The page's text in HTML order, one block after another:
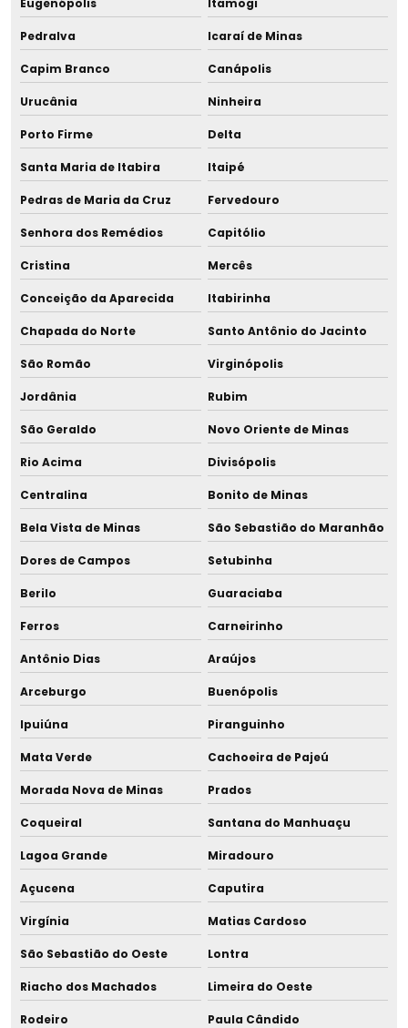
Vidro para leite humano
Vidro para leite materno
Eugenópolis Itamogi
Pedralva Icaraí de Minas
Capim Branco Canápolis
Urucânia Ninheira
Porto Firme Delta
Santa Maria de Itabira Itaipé
Pedras de Maria da Cruz Fervedouro
Senhora dos Remédios Capitólio
Cristina Mercês
Conceição da Aparecida Itabirinha
Chapada do Norte Santo Antônio do Jacinto
São Romão Virginópolis
Jordânia Rubim
São Geraldo Novo Oriente de Minas
Rio Acima Divisópolis
Centralina Bonito de Minas
Bela Vista de Minas São Sebastião do Maranhão
Dores de Campos Setubinha
Berilo Guaraciaba
Ferros Carneirinho
Antônio Dias Araújos
Arceburgo Buenópolis
Ipuiúna Piranguinho
Mata Verde Cachoeira de Pajeú
Morada Nova de Minas Prados
Coqueiral Santana do Manhuaçu
Lagoa Grande Miradouro
Açucena Caputira
Virgínia Matias Cardoso
São Sebastião do Oeste Lontra
Riacho dos Machados Limeira do Oeste
Rodeiro Paula Cândido